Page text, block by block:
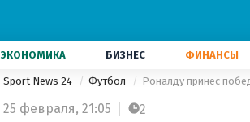
ЭКОНОМИКА БИЗНЕС ФИНАНСЫ
Sport News 24 Футбол Роналду принес
25 февраля, 21:05 2